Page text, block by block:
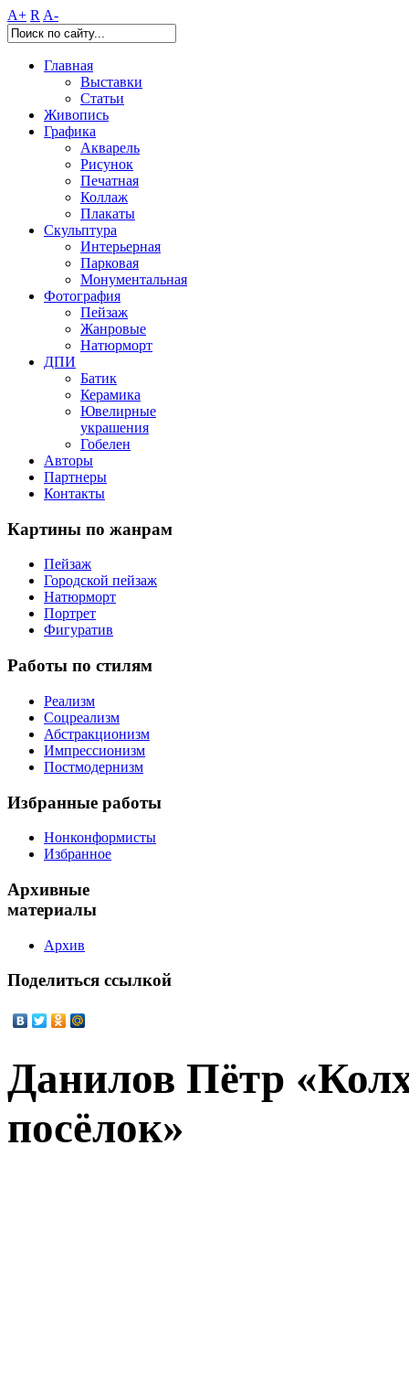
A+ R A-
Главная
Выставки
Статьи
Живопись
Графика
Акварель
Рисунок
Печатная
Коллаж
Плакаты
Скульптура
Интерьерная
Парковая
Монументальная
Фотография
Пейзаж
Жанровые
Натюрморт
ДПИ
Батик
Керамика
Ювелирные
украшения
Гобелен
Авторы
Партнеры
Контакты
Картины по жанрам
Пейзаж
Городской пейзаж
Натюрморт
Портрет
Фигуратив
Работы по стилям
Реализм
Соцреализм
Абстракционизм
Импрессионизм
Постмодернизм
Избранные работы
Нонконформисты
Избранное
Архивные
материалы
Архив
Поделиться ссылкой
Данилов Пётр
посёлок»